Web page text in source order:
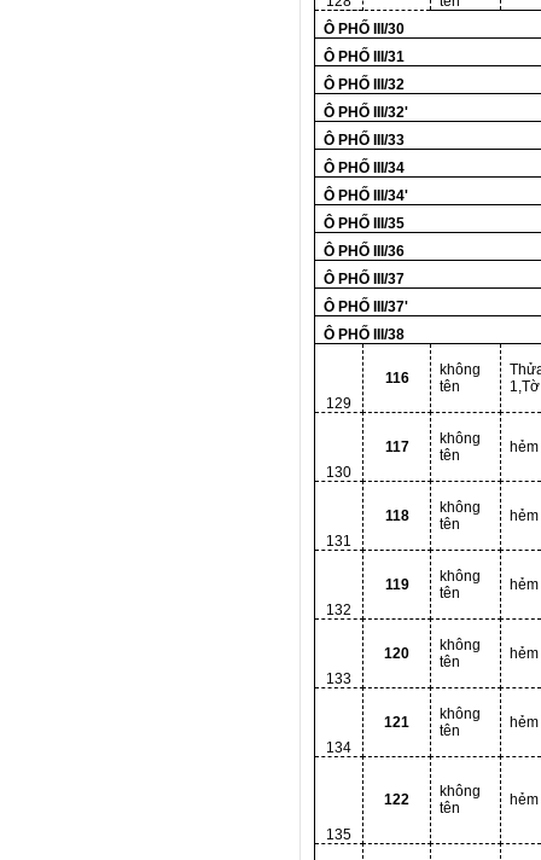
Ô PHỐ III/30
Ô PHỐ III/31
Ô PHỐ III/32
Ô PHỐ III/32'
Ô PHỐ III/33
Ô PHỐ III/34
Ô PHỐ III/34'
Ô PHỐ III/35
Ô PHỐ III/36
Ô PHỐ III/37
Ô PHỐ III/37'
Ô PHỐ III/38
129
116
không
tên
130
117
không
tên
131
118
không
tên
132
119
không
tên
133
120
không
tên
134
121
không
tên
135
122
không
tên